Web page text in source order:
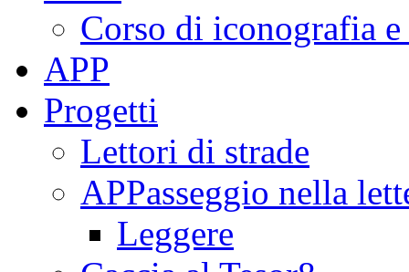
Corso di iconografia
APP
Progetti
Lettori di strade
APPasseggio nella
Leggere